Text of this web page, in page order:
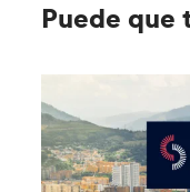
Puede que